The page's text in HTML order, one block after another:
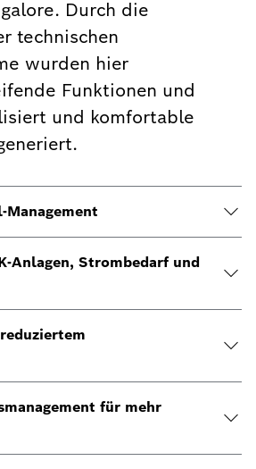
Durch die
technischen
wurden hier
Funktionen und
und komfortable
Anlagen, Strombedarf und
für mehr